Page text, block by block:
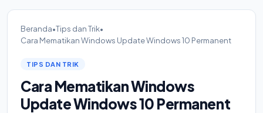
Beranda•Tips dan Trik•
Cara Mematikan Windows Update Windows 10 Permanent
TIPS DAN TRIK
Cara Mematikan Windows
Update Windows 10 Permanent